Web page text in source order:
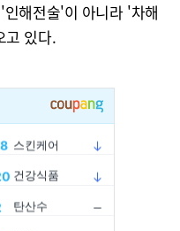
해전술'이 아니라 '차해
고 있다.